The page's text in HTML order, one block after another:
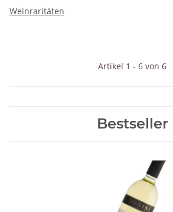
Weinraritäten
Artikel 1 - 6 von 6
Bestseller